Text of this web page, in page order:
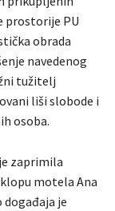
prostorije PU
obrada
navedenog
tužitelj
liši slobode i
osoba.
zaprimila
motela Ana
događaja je